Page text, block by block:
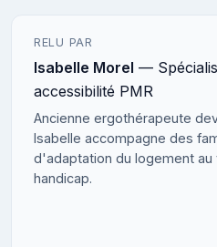
RELU PAR
Isabelle Morel —
accessibilité PMR
Ancienne ergothérapeute
Isabelle accompagne des
d'adaptation du logement au
handicap.